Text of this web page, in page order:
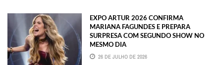
EXPO ARTUR 2026 CONFIRMA
MARIANA FAGUNDES E PREPARA
SURPRESA COM SEGUNDO SHOW NO
MESMO DIA
26 DE JULHO DE 2026